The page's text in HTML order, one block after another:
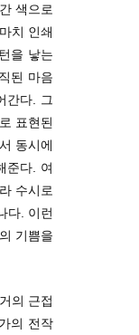
색으로
치 인쇄
을 낳는
된 마음
간다. 그
표현된
동시에
준다. 여
수시로
다. 이런
기쁨을
의 근접
의 전작